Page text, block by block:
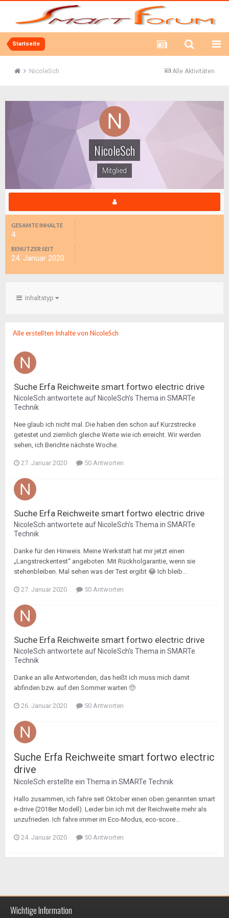
Startseite
Alle Aktivitäten
NicoleSch
NicoleSch
Mitglied
GESAMTE INHALTE
4
BENUTZER SEIT
24. Januar 2020
Inhaltstyp
Alle erstellten Inhalte von NicoleSch
Suche Erfa Reichweite smart fortwo electric drive
NicoleSch antwortete auf NicoleSch's Thema in SMARTe
Technik
Nee glaub ich nicht mal. Die haben den schon auf Kurzstrecke
getestet und ziemlich gleiche Werte wie ich erreicht. Wir werden
sehen, ich Berichte nächste Woche.
27. Januar 2020 50 Antworten
Suche Erfa Reichweite smart fortwo electric drive
NicoleSch antwortete auf NicoleSch's Thema in SMARTe
Technik
Danke für den Hinweis. Meine Werkstatt hat mir jetzt einen
„Langstreckentest“ angeboten. Mit Rückholgarantie, wenn sie
stehenbleiben. Mal sehen was der Test ergibt 😂 Ich bleib...
27. Januar 2020 50 Antworten
Suche Erfa Reichweite smart fortwo electric drive
NicoleSch antwortete auf NicoleSch's Thema in SMARTe
Technik
Danke an alle Antwortenden, das heißt ich muss mich damit
abfinden bzw. auf den Sommer warten 🥺
26. Januar 2020 50 Antworten
Suche Erfa Reichweite smart fortwo electric
drive
NicoleSch erstellte ein Thema in SMARTe Technik
Hallo zusammen, ich fahre seit Oktober einen oben genannten smart
e-drive (2018er Modell). Leider bin ich mit der Reichweite mehr als
unzufrieden. Ich fahre immer im Eco-Modus, eco-score...
24. Januar 2020 50 Antworten
Impressum / Datenschutzerklärung
Wichtige Information